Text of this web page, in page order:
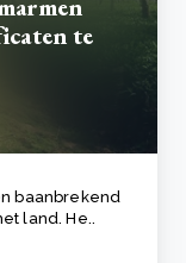
te
baanbrekend
land. He..